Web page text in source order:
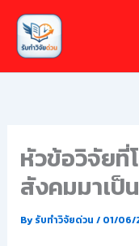
Skip
content
หัวข้อวิจัยที่
สังคมมาเป็
Byรับทำวิจัยด่วน / 01/06/